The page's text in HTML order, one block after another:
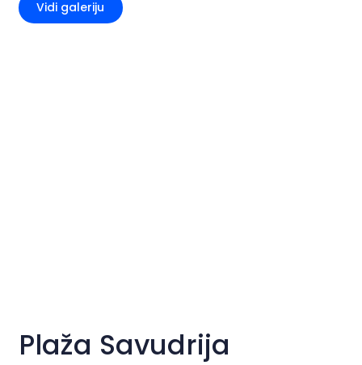
Vidi galeriju
Plaža Savudrija